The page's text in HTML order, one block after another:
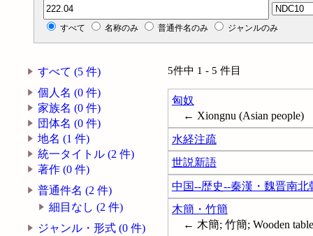
分類記号検索
すべて 名称のみ 普通件名のみ ジャンルのみ
すべて (5 件)
個人名 (0 件)
家族名 (0 件)
団体名 (0 件)
地名 (1 件)
統一タイトル (2 件)
著作 (0 件)
普通件名 (2 件)
細目なし (2 件)
ジャンル・形式 (0 件)
5件中 1 - 5 件目
匈奴
← Xiongnu (Asian people)
水経注疏
世説新語
中国--歴史--秦漢・魏晋南北
木簡・竹簡
← 木簡; 竹簡; Wooden